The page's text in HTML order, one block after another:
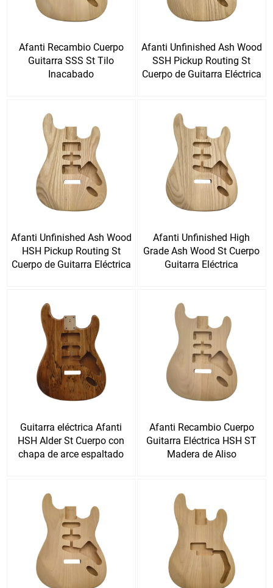
Afanti Recambio Cuerpo
Guitarra SSS St Tilo
Inacabado
Afanti Unfinished Ash Wood
SSH Pickup Routing St
Cuerpo de Guitarra Eléctrica
Afanti Unfinished Ash Wood
HSH Pickup Routing St
Cuerpo de Guitarra Eléctrica
Afanti Unfinished High
Grade Ash Wood St Cuerpo
Guitarra Eléctrica
Guitarra eléctrica Afanti
HSH Alder St Cuerpo con
chapa de arce espaltado
Afanti Recambio Cuerpo
Guitarra Eléctrica HSH ST
Madera de Aliso